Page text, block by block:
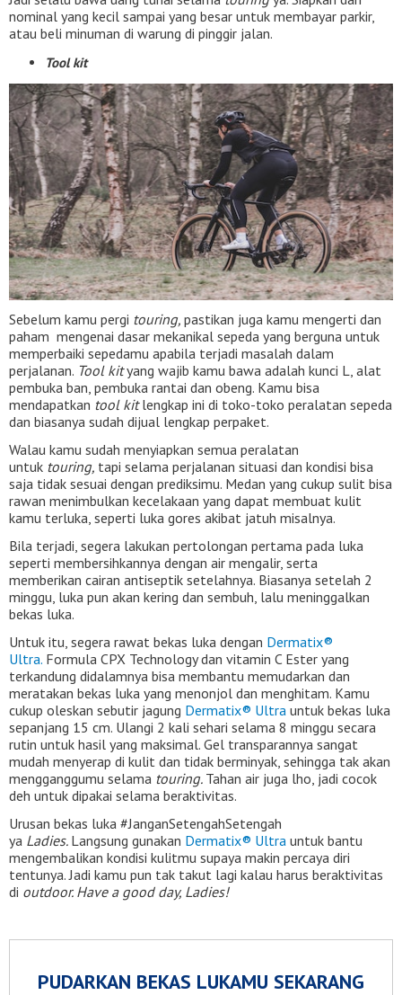
nominal yang kecil sampai yang besar untuk membayar parkir,
atau beli minuman di warung di pinggir jalan.
Tool kit
Sebelum kamu pergi touring, pastikan juga kamu mengerti dan
paham mengenai dasar mekanikal sepeda yang berguna untuk
memperbaiki sepedamu apabila terjadi masalah dalam
perjalanan. Tool kityang wajib kamu bawa adalah kunci L, alat
pembuka ban, pembuka rantai dan obeng. Kamu bisa
mendapatkan tool kitlengkap ini di toko-toko peralatan sepeda
dan biasanya sudah dijual lengkap perpaket.
Walau kamu sudah menyiapkan semua peralatan
untuk touring, tapi selama perjalanan situasi dan kondisi bisa
saja tidak sesuai dengan prediksimu. Medan yang cukup sulit bisa
rawan menimbulkan kecelakaan yang dapat membuat kulit
kamu terluka, seperti luka gores akibat jatuh misalnya.
Bila terjadi, segera lakukan pertolongan pertama pada luka
seperti membersihkannya dengan air mengalir, serta
memberikan cairan antiseptik setelahnya. Biasanya setelah 2
minggu, luka pun akan kering dan sembuh, lalu meninggalkan
bekas luka.
Untuk itu, segera rawat bekas luka dengan Dermatix®
Ultra. Formula CPX Technology dan vitamin C Ester yang
terkandung didalamnya bisa membantu memudarkan dan
meratakan bekas luka yang menonjol dan menghitam. Kamu
cukup oleskan sebutir jagung Dermatix® Ultra untuk bekas luka
sepanjang 15 cm. Ulangi 2 kali sehari selama 8 minggu secara
rutin untuk hasil yang maksimal. Gel transparannya sangat
mudah menyerap di kulit dan tidak berminyak, sehingga tak akan
mengganggumu selama touring. Tahan air juga lho, jadi cocok
deh untuk dipakai selama beraktivitas.
Urusan bekas luka #JanganSetengahSetengah
ya Ladies. Langsung gunakan Dermatix® Ultra untuk bantu
mengembalikan kondisi kulitmu supaya makin percaya diri
tentunya. Jadi kamu pun tak takut lagi kalau harus beraktivitas
di outdoor. Have a good day, Ladies!
PUDARKAN BEKAS LUKAMU SEKARANG